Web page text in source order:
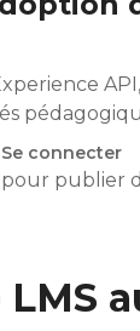
de xAPI
Se connecter
pour publier